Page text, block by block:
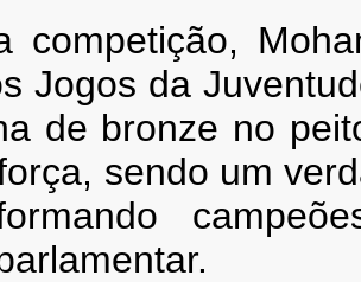
competição,
Jogos da
de bronze no
sendo um